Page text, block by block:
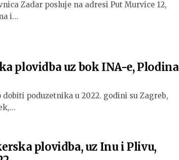
Zadar posluje na adresi Put Murvice 12,
i…
plovidba uz bok INA-e, Plodina
poduzetnika u 2022. godini su Zagreb,
plovidba, uz Inu i Plivu,